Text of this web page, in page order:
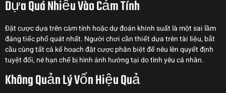
Dựa Quá Nhiều Vào Cảm Tính
Đặt cược dựa trên cảm tính hoặc dự đoán khinh suất là một sai lầm
đáng tiếc phổ quát nhất. Người chơi cần thiết dựa trên tài liệu, bắt
cầu cùng tất cả kế hoạch đặt cược phân biệt để nêu lên quyết định
tuyệt đối, né hạn chế bị hình ảnh hưởng tại do tình yêu cá nhân.
Không Quản Lý Vốn Hiệu Quả